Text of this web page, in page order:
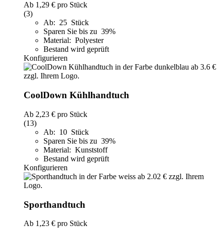
Ab 1,29 € pro Stück
(3)
Ab: 25 Stück
Sparen Sie bis zu 39%
Material: Polyester
Bestand wird geprüft
Konfigurieren
CoolDown Kühlhandtuch
Ab 2,23 € pro Stück
(13)
Ab: 10 Stück
Sparen Sie bis zu 39%
Material: Kunststoff
Bestand wird geprüft
Konfigurieren
Sporthandtuch
Ab 1,23 € pro Stück